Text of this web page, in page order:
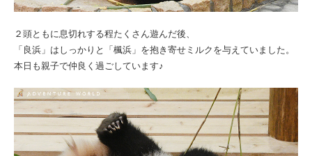
２頭ともに息切れする程たくさん遊んだ後、
「良浜」はしっかりと「楓浜」を抱き寄せミルクを与えていました。
本日も親子で仲良く過ごしています♪